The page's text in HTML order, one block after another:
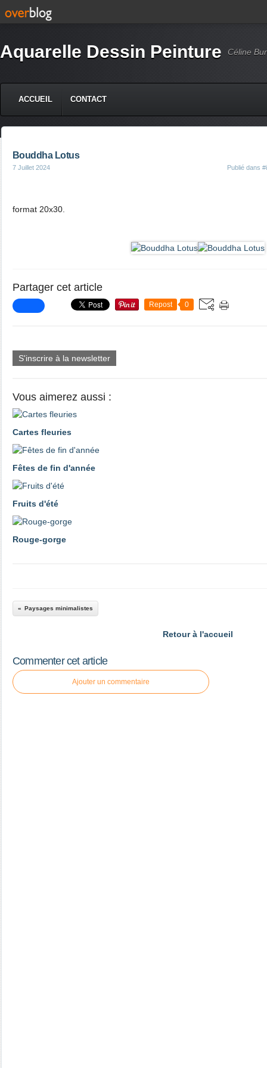
Aquarelle Dessin Peinture Céline
ACCUEIL CONTACT
Bouddha Lotus
7 Juillet 2024 Publié dans
format 20x30.
Partager cet article
Repost 0
S'inscrire à la newsletter
Vous aimerez aussi :
Cartes fleuries
Fêtes de fin d'année
Fruits d'été
Rouge-gorge
Paysages minimalistes
Retour à l'accueil
Commenter cet article
Ajouter un commentaire